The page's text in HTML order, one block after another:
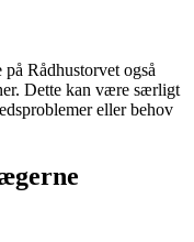
Rådhustorvet også
Dette kan være særligt
eller behov